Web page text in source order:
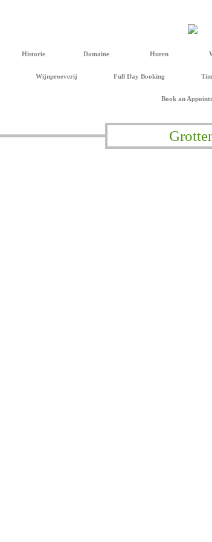
Historie Domaine Huren
Wijnproeverij Full Day Booking
Book an